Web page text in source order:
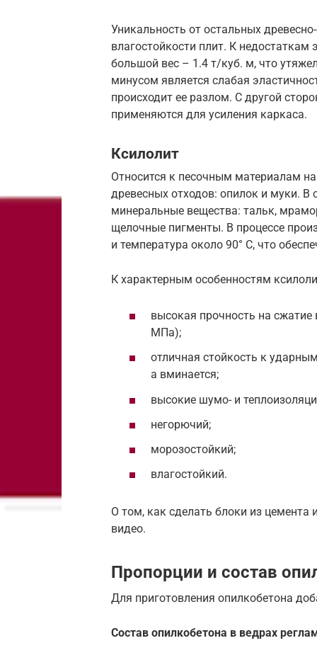
Уникальность от остальных
влагостойкости плит. К
большой вес – 1.4 т/куб. м, что
минусом является слабая
происходит ее разлом. С другой
применяются для усиления каркаса.
Ксилолит
Относится к песочным материалам
древесных отходов: опилок и муки. В
минеральные вещества: тальк,
щелочные пигменты. В процессе
и температура около 90° С, что
К характерным особенностям
высокая прочность на сжатие
МПа);
отличная стойкость к
а вминается;
высокие шумо- и
негорючий;
морозостойкий;
влагостойкий.
О том, как сделать блоки из
видео.
Пропорции и состав
Для приготовления опилкобетона
Состав опилкобетона в ведрах